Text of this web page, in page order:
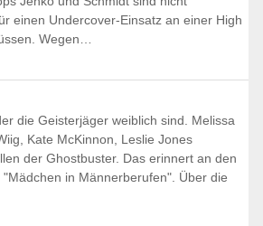
einen Undercover-Einsatz an einer High
Wegen…
die Geisterjäger weiblich sind. Melissa
Kate McKinnon, Leslie Jones
der Ghostbuster. Das erinnert an den
in Männerberufen". Über die